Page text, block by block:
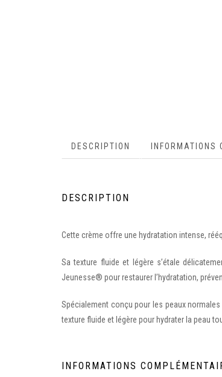
DESCRIPTION INFORMATIONS
DESCRIPTION
Cette crème offre une hydratation intense,
Sa texture fluide et légère s’étale
Jeunesse® pour restaurer l’hydratation,
Spécialement conçu pour les peaux
texture fluide et légère pour hydrater la peau
INFORMATIONS